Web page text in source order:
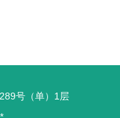
号（单）1层